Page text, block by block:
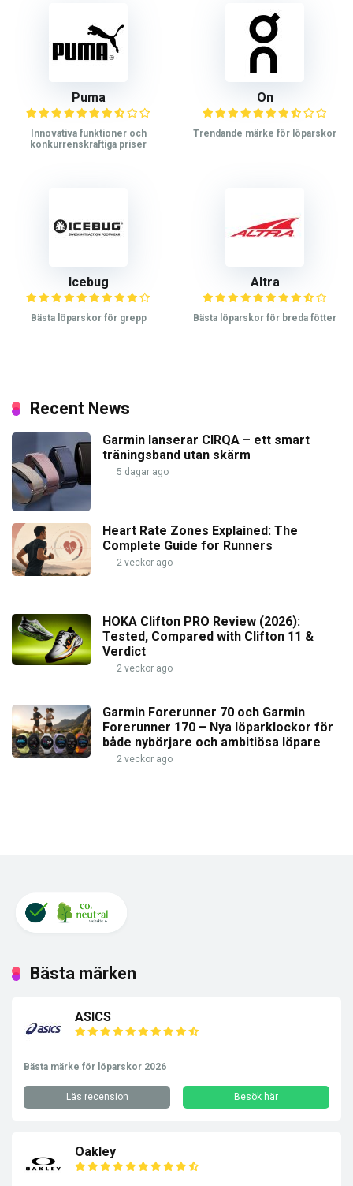
Puma
Innovativa funktioner och
konkurrenskraftiga priser
On
Trendande märke för löparskor
Icebug
Bästa löparskor för grepp
Altra
Bästa löparskor för breda fötter
Recent News
Garmin lanserar CIRQA – ett smart
träningsband utan skärm
5 dagar ago
Heart Rate Zones Explained: The
Complete Guide for Runners
2 veckor ago
HOKA Clifton PRO Review (2026):
Tested, Compared with Clifton 11 &
Verdict
2 veckor ago
Garmin Forerunner 70 och Garmin
Forerunner 170 – Nya löparklockor för
både nybörjare och ambitiösa löpare
2 veckor ago
Bästa märken
ASICS
Bästa märke för löparskor 2026
Läs recension Besök här
Oakley